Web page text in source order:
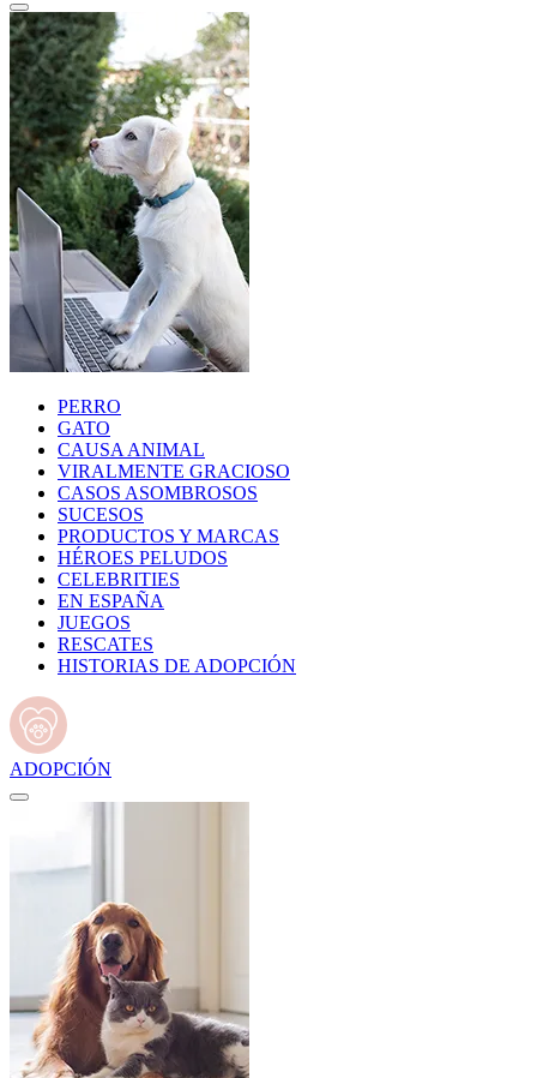
PERRO
GATO
CAUSA ANIMAL
VIRALMENTE GRACIOSO
CASOS ASOMBROSOS
SUCESOS
PRODUCTOS Y MARCAS
HÉROES PELUDOS
CELEBRITIES
EN ESPAÑA
JUEGOS
RESCATES
HISTORIAS DE ADOPCIÓN
ADOPCIÓN